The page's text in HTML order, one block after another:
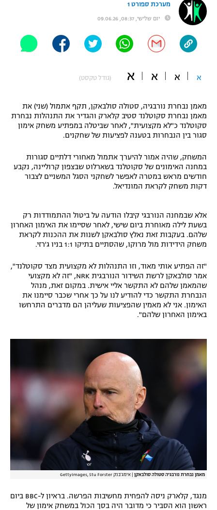
"מחצית בשכונה" – פודקאסט
משתתפים וזוכים בפרסים
תקנון משתתפים וזוכים בפרסים
תקנון עבור פעילות אלקטרה
תקנון עבור פעילות ספורט 1 – "מרלן"
גיימינג E-Sports
תנאי שימוש
מדיניות פרטיות
תקנון פעילות ספורט 1
רשיון להקרנה פומבית לבית עסק
לוח דרושים – ג'ובנט
תגיות
היאבקות WWE
ספורט מוטורי
כדורמים
בייסבול MLB
אומנויות לחימה
גיימינג E-Sports
מערכת ספורט 1
יום שלישי, 08:37, 09.06.26
א א א א (גודל טקסט)
מאמן נבחרת נורבגיה, סטולה סולבאקן, תקף אתמול (שני) את
מאמן נבחרת סקוטלנד סטיב קלארק והגדיר את התנהלות נבחרת
סקוטלנד כ"לא מקצועית", לאחר שביטלה במפתיע משחק אימון
סגור בין הנבחרות בטענה לפציעות של שחקנים.
המשחק, שהיה אמור להיערך אתמול מאחורי דלתיים סגורות
במחנה האימונים של סקוטלנד בשארלוט שבצפון קרוליינה, נקבע
חודשים מראש במטרה לאפשר לשחקני הסגל המשניים לצבור
דקות משחק לקראת המונדיאל.
אלא שבמחנה הנורבגי קיבלו הודעה על ביטול ההתמודדות רק
בשעת לילה מאוחרת ביום שישי, לאחר שסיימו את האימון האחרון
שלהם. בעקבות זאת נאלץ סולבאקן לשנות את ההכנות לקראת
משחק הידידות מול מרוקו, שהסתיים בתיקו 1:1 בניו ג'רזי.
"זה הפתיע אותי מאוד, וזו התנהלות לא מקצועית מצד סקוטלנד",
אמר סולבאקן לרשת השידור הנורבגית NRK, "זה לא מקצועי
שהמאמן שלהם לא התקשר אליי אישית. במקום זאת, מנהל
הנבחרת התקשר כדי להודיע לנו על כך אחרי שכבר סיימנו את
האימון. אני לא מאמין שהפציעות שעליהן הם מדברים התרחשו
באימון האחרון שלהם".
מאמן נבחרת נורבגיה סטולה סולבאקן אימג'בנק GettyImages, Stu Forster
מנגד, קלארק ניסה להפחית מחשיבות הפרשה. בראיון ל-BBC ביום
ראשון הוא הסביר כי מדובר היה בסך הכול במשחק אימון של